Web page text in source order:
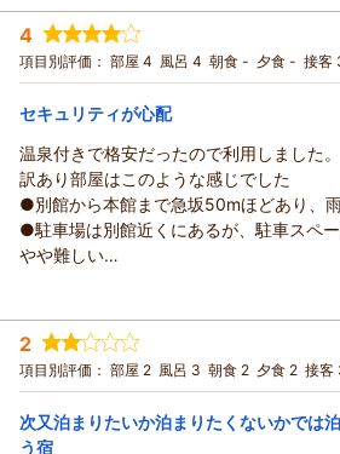
投稿者： くーさん(男性/60代)
宿泊プラン： 【じゃらんのお得な10日間】クチ
季節の旬会席を愉しむ◆1泊2食付プランがお得
宿泊価格帯： 12,001～13,000円(大人一人あた
4
項目別評価： 部屋 4 風呂 4 朝食 - 夕食 - 接客
セキュリティが心配
温泉付きで格安だったので利用しました。
訳あり部屋はこのような感じでした
●別館から本館まで急坂50mほどあり、
●駐車場は別館近くにあるが、駐車スペ
やや難しい
●別館の玄関は誰でも入れるし、本館か
●大学病院がすぐ近くなので夜中に救急
●3階建てで、トイレ、洗面が共用。シャ
ルームと電子レンジがある
温泉は泉質もいいですし、アメニティも
宿泊時期： 2026年07月宿泊 (友達旅行)
投稿者： jennyさん
宿泊プラン： 【別館】ビジネス素泊まりプラン
面なし・屋外の急な坂道移動あり
和室 食事な
宿泊価格帯： 4,001～5,000円(大人一人あたり/税
2
項目別評価： 部屋 2 風呂 3 朝食 2 夕食 2 接客
次又泊まりたいか泊まりたくないかでは
う宿